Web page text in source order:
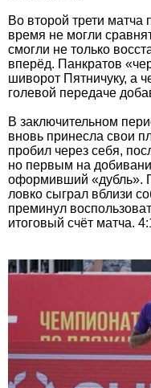
Во второй трети
время не могли
смогли не только
вперёд. Панкратов
шиворот Пятничуку, а
голевой передаче
В заключительном
вновь принесла свои
пробил через себя,
но первым на
оформивший «дубль».
ловко сыграл вблизи
преминул
итоговый счёт матча.